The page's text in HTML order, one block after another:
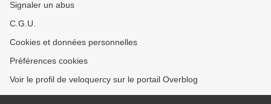
Signaler un abus
C.G.U.
Cookies et données personnelles
Préférences cookies
Voir le profil de veloquercy sur le portail Overblog